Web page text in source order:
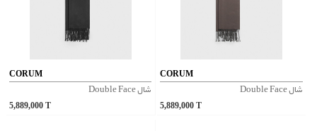
CORUM
شال Double Face
5,889,000
CORUM
شال Double Face
5,889,000